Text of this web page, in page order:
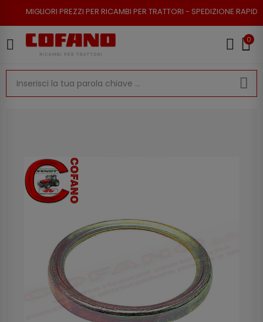
PREZZI PER RICAMBI PER TRATTORI - SPEDIZIONE RAPIDA - RESO
0